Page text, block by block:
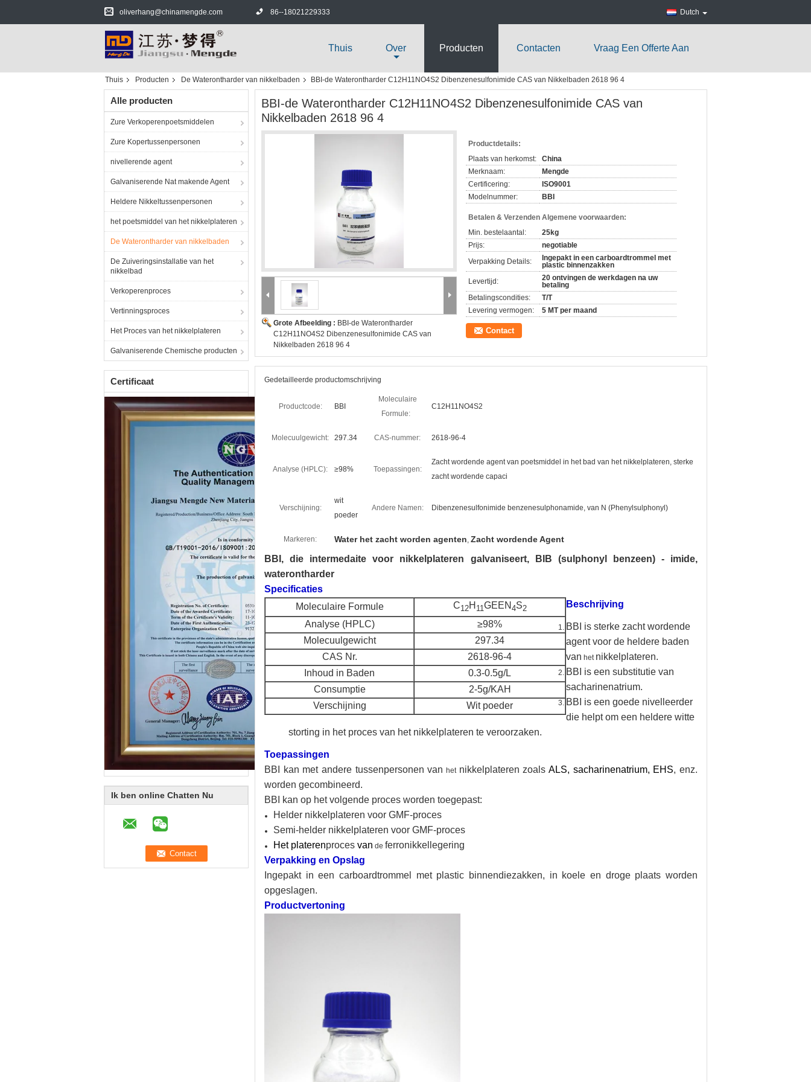
oliverhang@chinamengde.com 86--18021229333 Dutch
Thuis Over Producten Contacten Vraag Een Offerte Aan
Thuis Producten De Waterontharder van nikkelbaden BBI-de Waterontharder C12H11NO4S2 Dibenzenesulfonimide CAS van Nikkelbaden 2618 96 4
Alle producten
Zure Verkoperenpoetsmiddelen
Zure Kopertussenpersonen
nivellerende agent
Galvaniserende Nat makende Agent
Heldere Nikkeltussenpersonen
het poetsmiddel van het nikkelplateren
De Waterontharder van nikkelbaden
De Zuiveringsinstallatie van het
nikkelbad
Verkoperenproces
Vertinningsproces
Het Proces van het nikkelplateren
Galvaniserende Chemische producten
Certificaat
Ik ben online Chatten Nu
BBI-de Waterontharder C12H11NO4S2 Dibenzenesulfonimide CAS van
Nikkelbaden 2618 96 4
Grote Afbeelding : BBI-de Waterontharder
C12H11NO4S2 Dibenzenesulfonimide CAS van
Nikkelbaden 2618 96 4
Productdetails:
Plaats van herkomst:
China
Merknaam:
Mengde
Certificering:
ISO9001
Modelnummer:
BBI
Betalen & Verzenden Algemene voorwaarden:
Min. bestelaantal:
25kg
Prijs:
negotiable
Verpakking Details:
Ingepakt in een carboardtrommel met
plastic binnenzakken
Levertijd:
20 ontvingen de werkdagen na uw
betaling
Betalingscondities:
T/T
Levering vermogen:
5 MT per maand
Contact
Gedetailleerde productomschrijving
Productcode: BBI
Moleculaire
Formule:
C12H11NO4S2
Molecuulgewicht: 297.34 CAS-nummer: 2618-96-4
Analyse (HPLC): ≥98% Toepassingen:
Zacht wordende agent van poetsmiddel in het bad van het nikkelplateren, sterke
zacht wordende capaci
Verschijning:
wit
poeder
Andere Namen: Dibenzenesulfonimide benzenesulphonamide, van N (Phenylsulphonyl)
Markeren: Water het zacht worden agenten, Zacht wordende Agent
BBI, die intermedaite voor nikkelplateren galvaniseert, BIB (sulphonyl benzeen) - imide,
waterontharder
Specificaties
Moleculaire Formule
C12H 11GEEN 4S2
Analyse (HPLC)
≥98%
Molecuulgewicht
297.34
CAS Nr.
2618-96-4
Inhoud in Baden
0.3-0.5g/L
Consumptie
2-5g/KAH
Verschijning
Wit poeder
Beschrijving
BBI is sterke zacht wordende
agent voor de heldere baden
van het nikkelplateren.
BBI is een substitutie van
sacharinenatrium.
BBI is een goede nivelleerder
die helpt om een heldere witte
storting in het proces van het nikkelplateren te veroorzaken.
Toepassingen
BBI kan met andere tussenpersonen van het nikkelplateren zoalsALS, sacharinenatrium, EHS, enz.
worden gecombineerd.
BBI kan op het volgende proces worden toegepast:
Helder nikkelplateren voor GMF-proces
Semi-helder nikkelplateren voor GMF-proces
Het platerenproces van de ferronikkellegering
Verpakking en Opslag
Ingepakt in een carboardtrommel met plastic binnendiezakken, in koele en droge plaats worden
opgeslagen.
Productvertoning